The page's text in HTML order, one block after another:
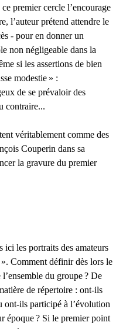
premier cercle l’encourage
l’auteur prétend attendre le
- pour en donner un
non négligeable dans la
si les assertions de bien
modestie » :
de se prévaloir des
contraire...
véritablement comme des
Couperin dans sa
la gravure du premier
ici les portraits des amateurs
». Comment définir dès lors le
du groupe? De
de répertoire : ont-ils
ont-ils participé à l’évolution
époque? Si le premier point